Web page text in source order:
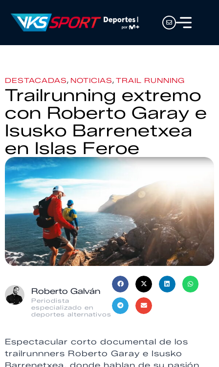
DESTACADAS, NOTICIAS, TRAIL RUNNING
Trailrunning extremo
con Roberto Garay e
Isusko Barrenetxea
en Islas Feroe
Roberto Galván
Periodista
especializado en
deportes alternativos
Espectacular corto documental de los
trailrunnners Roberto Garay e Isusko